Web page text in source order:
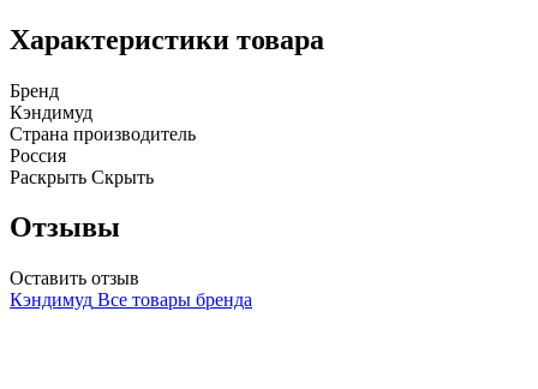
Характеристики товара
Бренд
Кэндимуд
Страна производитель
Россия
Раскрыть Скрыть
Отзывы
Оставить отзыв
Кэндимуд Все товары бренда